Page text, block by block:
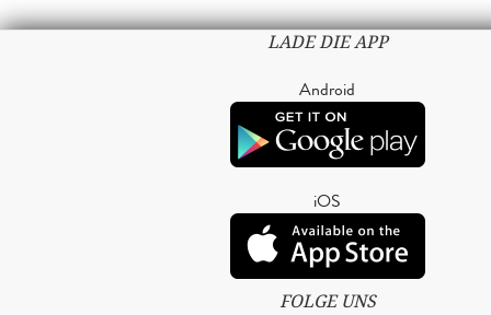
LADE DIE APP
Android
iOS
FOLGE UNS